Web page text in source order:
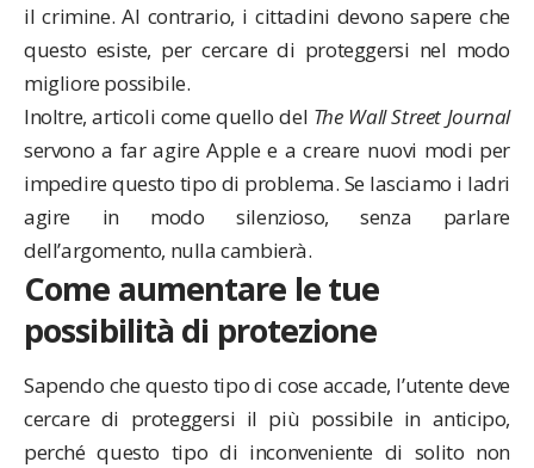
il crimine. Al contrario, i cittadini devono sapere che
questo esiste, per cercare di proteggersi nel modo
migliore possibile.
Inoltre, articoli come quello del The Wall Street Journal
servono a far agire Apple e a creare nuovi modi per
impedire questo tipo di problema. Se lasciamo i ladri
agire in modo silenzioso, senza parlare
dell’argomento, nulla cambierà.
Come aumentare le tue
possibilità di protezione
Sapendo che questo tipo di cose accade, l’utente deve
cercare di proteggersi il più possibile in anticipo,
perché questo tipo di inconveniente di solito non